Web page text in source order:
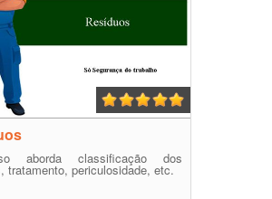
aborda classificação dos
tratamento, periculosidade, etc.